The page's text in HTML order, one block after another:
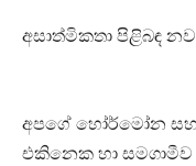
අසාත්මිකතා පිළිබඳ
අපගේ හෝර්මෝන සහ
එකිනෙක හා